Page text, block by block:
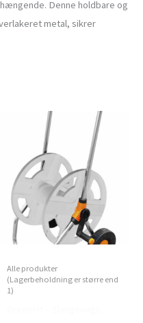
Denne holdbare og
metal, sikrer
Alle produkter
(Lagerbeholdning er større end
1)